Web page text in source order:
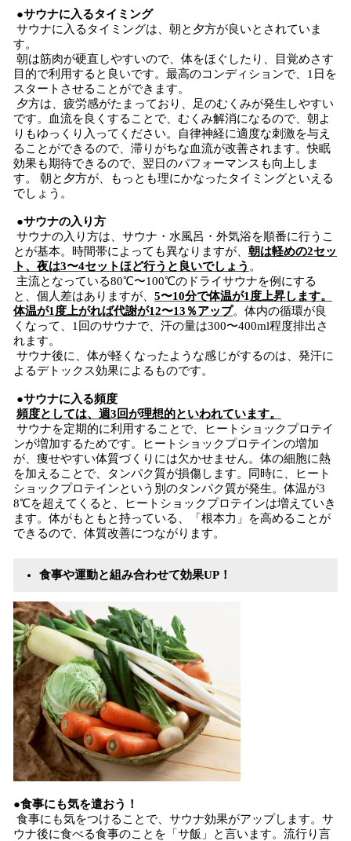
●サウナに入るタイミング
サウナに入るタイミングは、朝と夕方が良いとされていま
す。
朝は筋肉が硬直しやすいので、体をほぐしたり、目覚めさす
目的で利用すると良いです。最高のコンディションで、1日を
スタートさせることができます。
夕方は、疲労感がたまっており、足のむくみが発生しやすい
です。血流を良くすることで、むくみ解消になるので、朝よ
りもゆっくり入ってください。自律神経に適度な刺激を与え
ることができるので、滞りがちな血流が改善されます。快眠
効果も期待できるので、翌日のパフォーマンスも向上しま
す。 朝と夕方が、もっとも理にかなったタイミングといえる
でしょう。
●サウナの入り方
サウナの入り方は、サウナ・水風呂・外気浴を順番に行うこ
とが基本。時間帯によっても異なりますが、 朝は軽めの2セッ
ト、夜は3〜4セットほど行うと良いでしょう 。
主流となっている80℃〜100℃のドライサウナを例にする
と、個人差はありますが、 5〜10分で体温が1度上昇します。
体温が1度上がれば代謝が12〜13％アップ。体内の循環が良
くなって、1回のサウナで、汗の量は300〜400ml程度排出さ
れます。
サウナ後に、体が軽くなったような感じがするのは、発汗に
よるデトックス効果によるものです。
●サウナに入る頻度
頻度としては、週3回が理想的といわれています。
サウナを定期的に利用することで、ヒートショックプロテイ
ンが増加するためです。ヒートショックプロテインの増加
が、痩せやすい体質づくりには欠かせません。体の細胞に熱
を加えることで、タンパク質が損傷します。同時に、ヒート
ショックプロテインという別のタンパク質が発生。体温が3
8℃を超えてくると、ヒートショックプロテインは増えていき
ます。体がもともと持っている、「根本力」を高めることが
できるので、体質改善につながります。
食事や運動と組み合わせて効果UP！
●食事にも気を遣おう！
食事にも気をつけることで、サウナ効果がアップします。サ
ウナ後に食べる食事のことを「サ飯」と言います。流行り言